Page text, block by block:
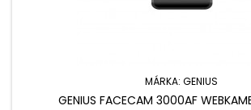
MÁRKA: GENIUS
GENIUS FACECAM 3000AF